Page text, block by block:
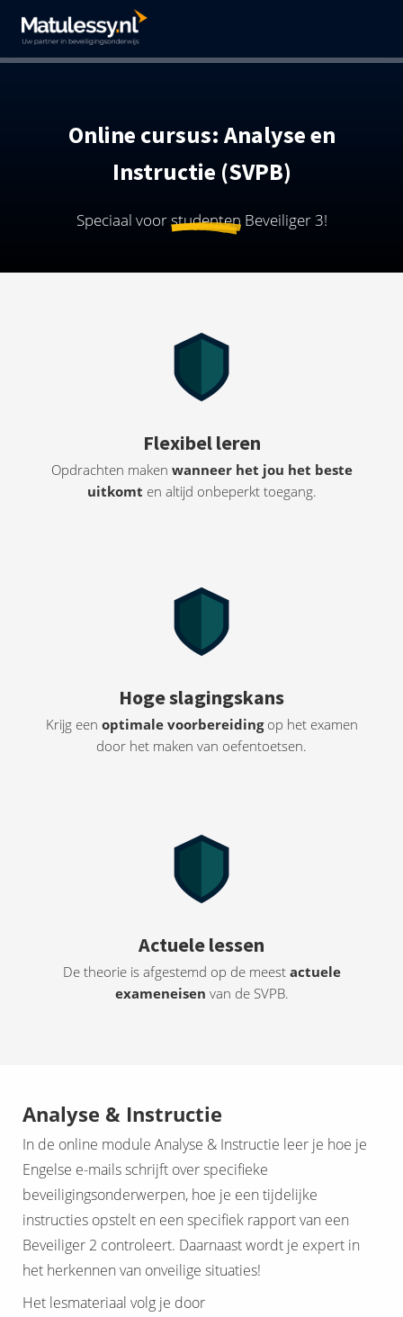
Online cursus: Analyse en
Instructie (SVPB)
Speciaal voorstudentenBeveiliger 3!
Flexibel leren
Opdrachten maken wanneer het jou het beste
uitkomt en altijd onbeperkt toegang.
Hoge slagingskans
Krijg een optimale voorbereidingop het examen
door het maken van oefentoetsen.
Actuele lessen
De theorie is afgestemd op de meest actuele
exameneisen van de SVPB.
Analyse & Instructie
In de online module Analyse & Instructie leer je hoe je
Engelse e-mails schrijft over specifieke
beveiligingsonderwerpen, hoe je een tijdelijke
instructies opstelt en een specifiek rapport van een
Beveiliger 2 controleert. Daarnaast wordt je expert in
het herkennen van onveilige situaties!
Het lesmateriaal volg je door